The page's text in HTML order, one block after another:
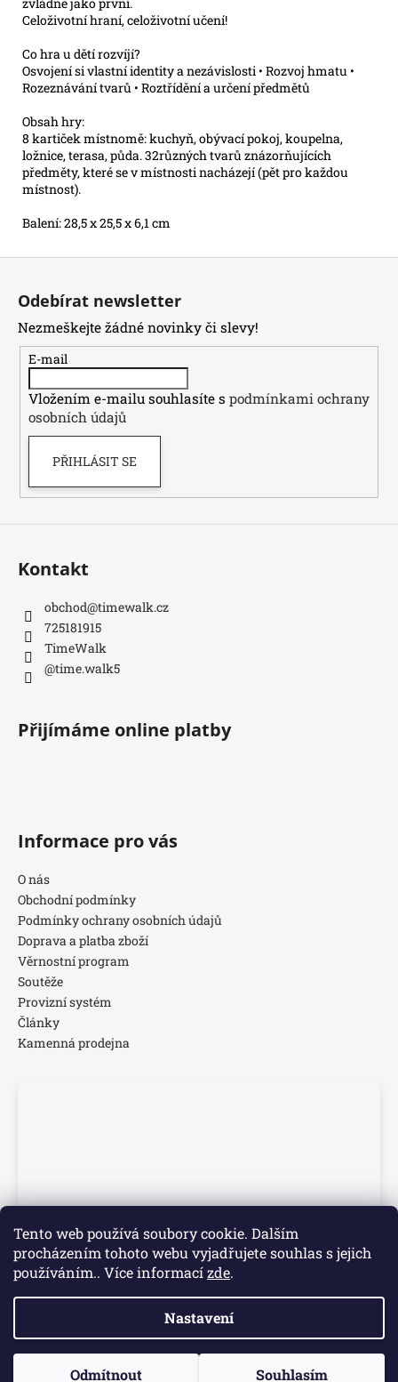
Tento web používá soubory cookie. Dalším
procházením tohoto webu vyjadřujete souhlas s jejich
používáním.. Více informacízde.
Nastavení
Odmítnout Souhlasím
📢 Dovolená 3.–7. 8. Objednávky přijaté v tomto období
Celoživotní hraní, celoživotní učení!
Co hra u dětí rozvíjí?
Osvojení si vlastní identity a nezávislosti • Rozvoj hmatu •
Rozeznávání tvarů • Roztřídění a určení předmětů
Obsah hry:
8 kartiček místnomě: kuchyň, obývací pokoj, koupelna,
ložnice, terasa, půda. 32různých tvarů znázorňujících
předměty, které se v místnosti nacházejí (pět pro každou
místnost).
Balení: 28,5 x 25,5 x 6,1 cm
Z
Odebírat newsletter
Nezmeškejte žádné novinky či slevy!
E-mail
Vložením e-mailu souhlasíte s podmínkami ochrany
osobních údajů
PŘIHLÁSIT SE
Kontakt
obchod@timewalk.cz
725181915
TimeWalk
@time.walk5
Přijímáme online platby
Informace pro vás
O nás
Obchodní podmínky
Podmínky ochrany osobních údajů
Doprava a platba zboží
Věrnostní program
Soutěže
Provizní systém
Články
Kamenná prodejna
Copyright 2026Time Walk s.r.o. . Všechna práva vyhrazena.